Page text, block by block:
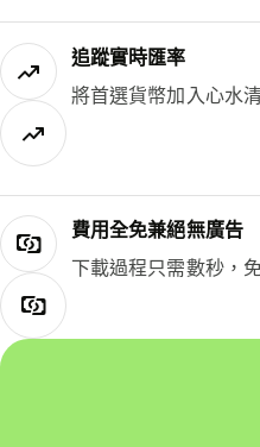
追蹤實時匯率
將首選貨幣加入心水
費用全免兼絕無廣告
下載過程只需數秒，